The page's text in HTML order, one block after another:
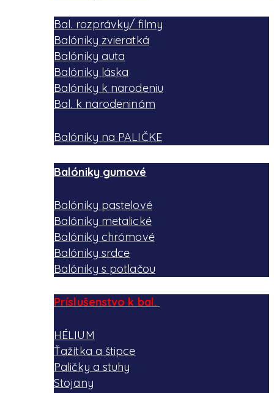
Bal. rozprávky/ filmy
Balóniky zvieratká
Balóniky auta
Balóniky láska
Balóniky k narodeniu
Bal. k narodeninám
Balóniky na PALIČKE
Balóniky gumové
Balóniky pastelové
Balóniky metalické
Balóniky chrómové
Balóniky srdce
Balóniky s potlačou
Príslušenstvo k bal.
HÉLIUM
Ťažítka a štipce
Paličky a stuhy
Stojany